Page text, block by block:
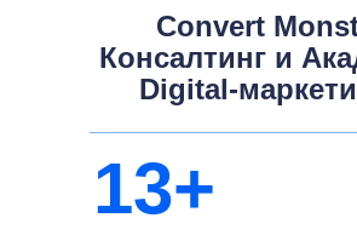
Convert
Консалтинг и
Digital-
13+